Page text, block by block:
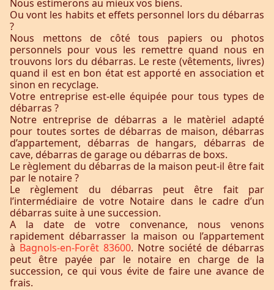
Nous estimerons au mieux vos biens.
Ou vont les habits et effets personnel lors du débarras
?
Nous mettons de côté tous papiers ou photos
personnels pour vous les remettre quand nous en
trouvons lors du débarras. Le reste (vêtements, livres)
quand il est en bon état est apporté en association et
sinon en recyclage.
Votre entreprise est-elle équipée pour tous types de
débarras ?
Notre entreprise de débarras a le matèriel adapté
pour toutes sortes de débarras de maison, débarras
d’appartement, débarras de hangars, débarras de
cave, débarras de garage ou débarras de boxs.
Le règlement du débarras de la maison peut-il être fait
par le notaire ?
Le règlement du débarras peut être fait par
l’intermédiaire de votre Notaire dans le cadre d’un
débarras suite à une succession.
A la date de votre convenance, nous venons
rapidement débarrasser la maison ou l’appartement
à Bagnols-en-Forêt 83600. Notre société de débarras
peut être payée par le notaire en charge de la
succession, ce qui vous évite de faire une avance de
frais.